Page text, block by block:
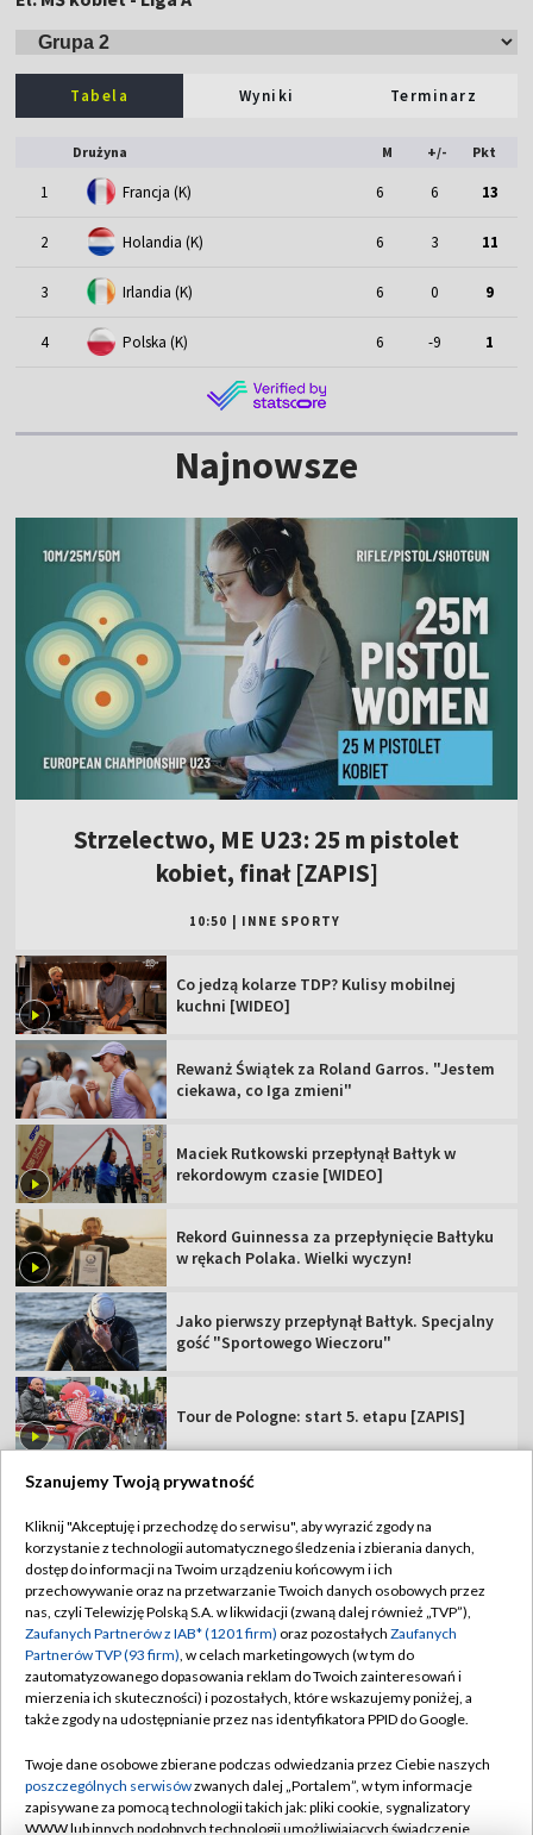
Tabela Wyniki Terminarz
Drużyna M +/- Pkt
1 Francja (K) 6 6 13
2 Holandia (K) 6 3 11
3 Irlandia (K) 6 0 9
4 Polska (K) 6 -9 1
Najnowsze
Strzelectwo, ME U23: 25 m pistolet
kobiet, finał [ZAPIS]
10:50 INNE SPORTY
Co jedzą kolarze TDP? Kulisy mobilnej
kuchni [WIDEO]
Rewanż Świątek za Roland Garros. "Jestem
ciekawa, co Iga zmieni"
Maciek Rutkowski przepłynął Bałtyk w
rekordowym czasie [WIDEO]
Rekord Guinnessa za przepłynięcie Bałtyku
w rękach Polaka. Wielki wyczyn!
Jako pierwszy przepłynął Bałtyk. Specjalny
gość "Sportowego Wieczoru"
Tour de Pologne: start 5. etapu [ZAPIS]
TVP
Abonament TVP
Sklep TVP
Biuro Reklamy
Oferta Handlowa
Emisja w TVP
Rada Programowa
Regulamin TVP
Polityka prywatności
Moje zgody
Biuro reklamy
Kanały
Szanujemy Twoją prywatność
Kliknij "Akceptuję i przechodzę do serwisu", aby wyrazić zgody na
korzystanie z technologii automatycznego śledzenia i zbierania danych,
dostęp do informacji na Twoim urządzeniu końcowym i ich
przechowywanie oraz na przetwarzanie Twoich danych osobowych przez
nas, czyli Telewizję Polską S.A. w likwidacji (zwaną dalej również „TVP”),
Zaufanych Partnerów z IAB* (1201 firm) oraz pozostałych Zaufanych
Partnerów TVP (93 firm), w celach marketingowych (w tym do
zautomatyzowanego dopasowania reklam do Twoich zainteresowań i
mierzenia ich skuteczności) i pozostałych, które wskazujemy poniżej, a
także zgody na udostępnianie przez nas identyfikatora PPID do Google.
Twoje dane osobowe zbierane podczas odwiedzania przez Ciebie naszych
poszczególnych serwisówzwanych dalej „Portalem”, w tym informacje
zapisywane za pomocą technologii takich jak: pliki cookie, sygnalizatory
WWW lub innych podobnych technologii umożliwiających świadczenie